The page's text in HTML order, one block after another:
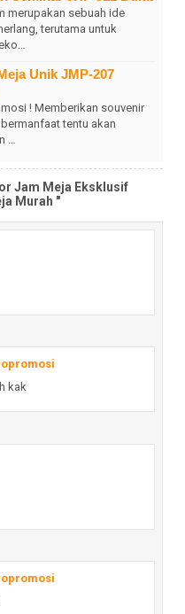
merupakan sebuah ide
terutama untuk
Unik JMP-207
! Memberikan souvenir
tentu akan
…
Jam Meja Eksklusif
Murah "
kak